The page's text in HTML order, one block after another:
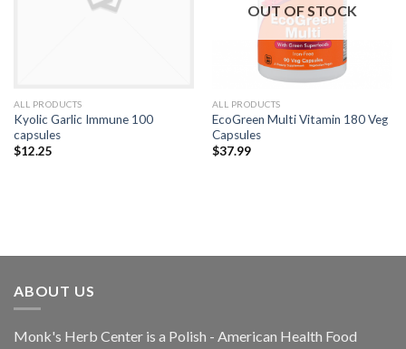
ALL PRODUCTS
Kyolic Garlic Immune 100
capsules
$12.25
OUT OF STOCK
ALL PRODUCTS
EcoGreen Multi Vitamin 180 Veg
Capsules
$37.99
ABOUT US
Monk's Herb Center is a Polish - American Health Food